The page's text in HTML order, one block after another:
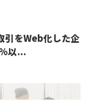
引をWeb化した企
以...